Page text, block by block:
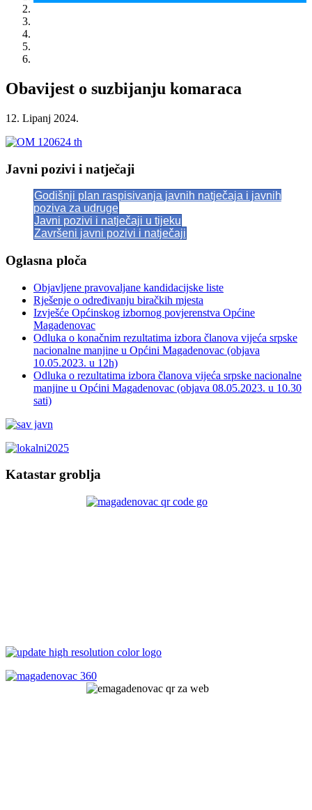
Obavijest o suzbijanju komaraca
12. Lipanj 2024.
Javni pozivi i natječaji
Godišnji plan raspisivanja javnih natječaja i javnih
poziva za udruge
Javni pozivi i natječaji u tijeku
Završeni javni pozivi i natječaji
Oglasna ploča
Objavljene pravovaljane kandidacijske liste
Rješenje o određivanju biračkih mjesta
Izvješće Općinskog izbornog povjerenstva Općine
Magadenovac
Odluka o konačnim rezultatima izbora članova vijeća srpske
nacionalne manjine u Općini Magadenovac (objava
10.05.2023. u 12h)
Odluka o rezultatima izbora članova vijeća srpske nacionalne
manjine u Općini Magadenovac (objava 08.05.2023. u 10.30
sati)
Katastar groblja